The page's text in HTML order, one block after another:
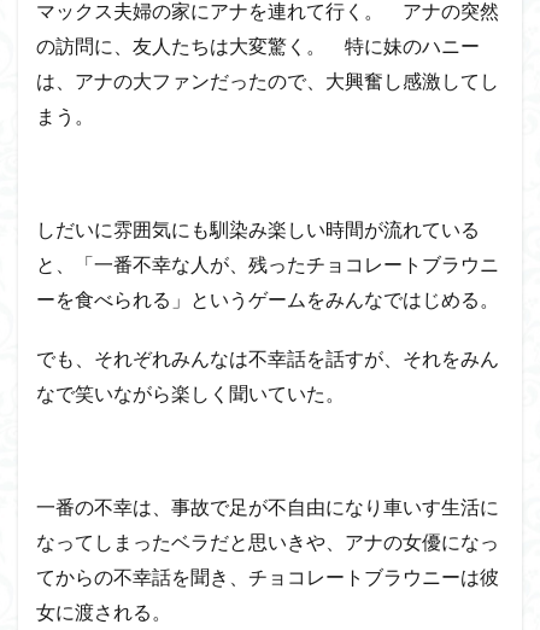
マックス夫婦の家にアナを連れて行く。 アナの突然
の訪問に、友人たちは大変驚く。 特に妹のハニー
は、アナの大ファンだったので、大興奮し感激してし
まう。
しだいに雰囲気にも馴染み楽しい時間が流れている
と、「一番不幸な人が、残ったチョコレートブラウニ
ーを食べられる」というゲームをみんなではじめる。
でも、それぞれみんなは不幸話を話すが、それをみん
なで笑いながら楽しく聞いていた。
一番の不幸は、事故で足が不自由になり車いす生活に
なってしまったベラだと思いきや、アナの女優になっ
てからの不幸話を聞き、チョコレートブラウニーは彼
女に渡される。